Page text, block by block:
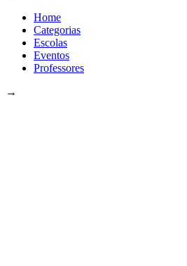
Home
Categorias
Escolas
Eventos
Professores
→